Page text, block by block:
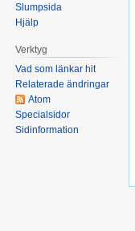
Slumpsida
Hjälp
Verktyg
Vad som länkar hit
Relaterade ändringar
Atom
Specialsidor
Sidinformation